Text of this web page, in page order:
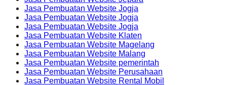
Jasa Pembuatan Website Jogja
Jasa Pembuatan Website Jogja
Jasa Pembuatan Website Jogja
Jasa Pembuatan Website Klaten
Jasa Pembuatan Website Magelang
Jasa Pembuatan Website Malang
Jasa Pembuatan Website pemerintah
Jasa Pembuatan Website Perusahaan
Jasa Pembuatan Website Rental Mobil